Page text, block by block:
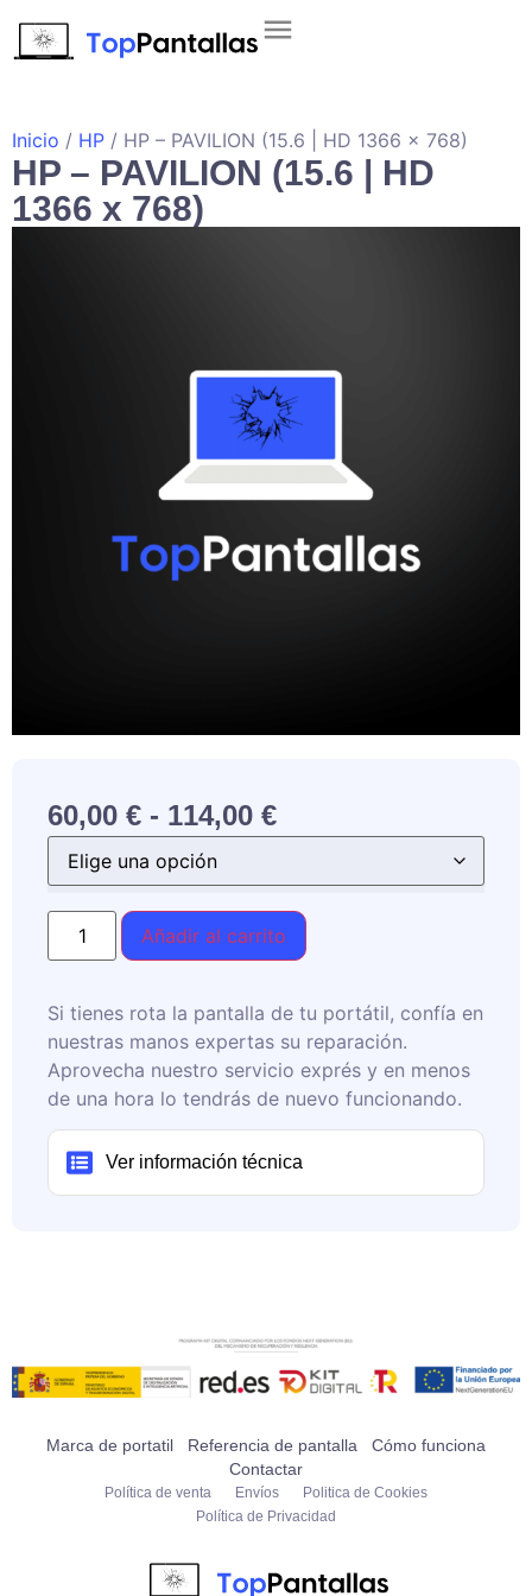
Inicio / HP / HP – PAVILION (15.6 | HD 1366 x 768)
HP – PAVILION (15.6 | HD
1366 x 768)
60,00 € - 114,00 €
Añadir al carrito
Si tienes rota la pantalla de tu portátil, confía en
nuestras manos expertas su reparación.
Aprovecha nuestro servicio exprés y en menos
de una hora lo tendrás de nuevo funcionando.
Ver información técnica
Marca de portatil Referencia de pantalla
Cómo funciona
Contactar
Política de venta Envíos
Politica de Cookies
Política de Privacidad